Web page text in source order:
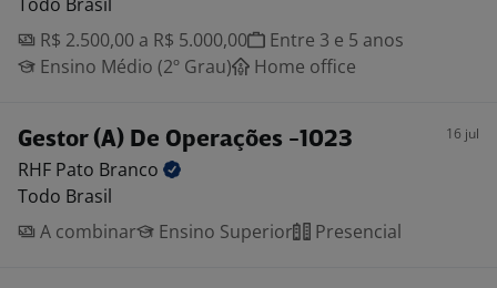
R$ 2.500,00 a R$ 5.000,00
Entre 3 e 5 anos
Ensino Médio (2º Grau)
Home office
Gestor (A) De Operações -1023 16 jul
RHF Pato Branco
Todo Brasil
A combinar
Ensino Superior Presencial